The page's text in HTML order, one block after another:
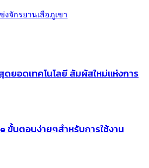
งจักรยานเสือภูเขา
ดยอดเทคโนโลยี สัมผัสใหม่แห่งการ
ขั้นตอนง่ายๆสำหรับการใช้งาน